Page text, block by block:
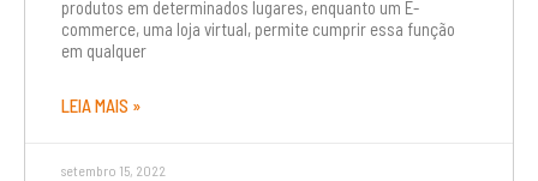
produtos em determinados lugares, enquanto um E-
commerce, uma loja virtual, permite cumprir essa função
em qualquer
LEIA MAIS »
setembro 15, 2022